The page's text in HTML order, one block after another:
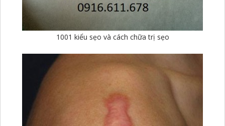
1001 kiểu sẹo và cách chữa trị sẹo